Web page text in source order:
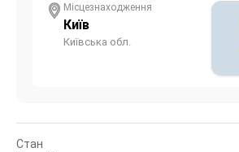
Місцезнаходження
Київ
Київська обл.
Стан